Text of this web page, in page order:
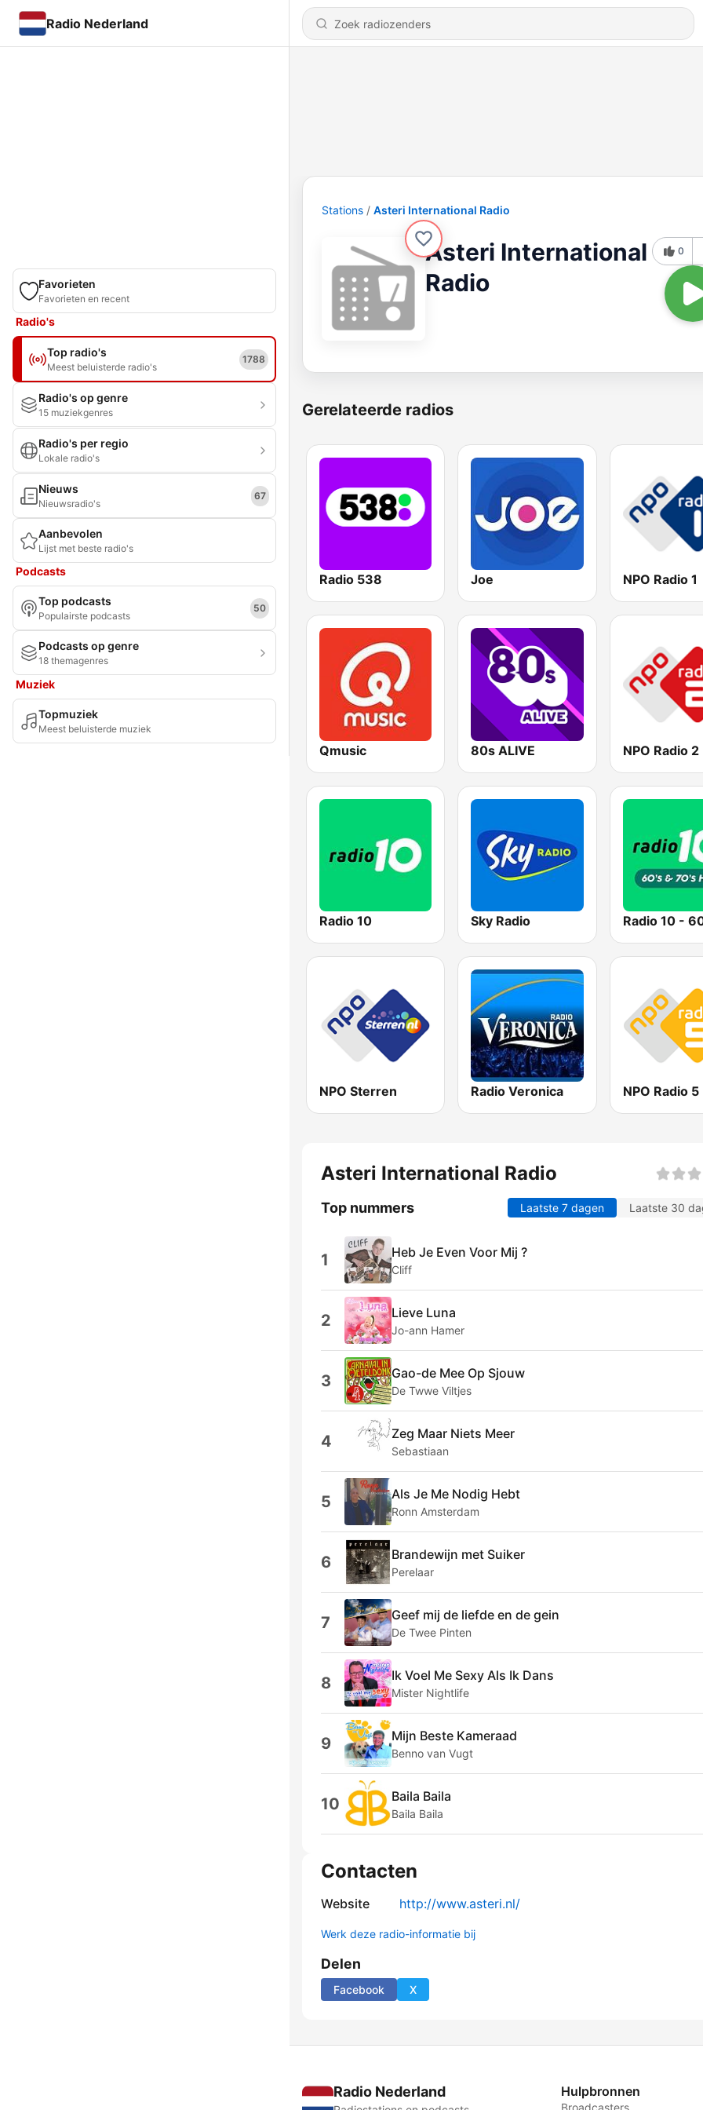
Radio Nederland
Favorieten
Favorieten en recent
Radio's
Top radio's
Meest beluisterde radio's
1788
Radio's op genre
15 muziekgenres
Radio's per regio
Lokale radio's
Nieuws
Nieuwsradio's
67
Aanbevolen
Lijst met beste radio's
Podcasts
Top podcasts
Populairste podcasts
50
Podcasts op genre
18 themagenres
Muziek
Topmuziek
Meest beluisterde muziek
Stations Asteri International Radio
Asteri International
Radio
0
Gerelateerde radios
Radio 538 Joe NPO Radio 1
Qmusic 80s ALIVE NPO Radio 2
Radio 10 Sky Radio
NPO Sterren Radio Veronica NPO Radio 5
Asteri International Radio
Top nummers Laatste 7 dagen Laatste 30
1 Heb Je Even Voor Mij ?
Cliff
2 Lieve Luna
Jo-ann Hamer
3 Gao-de Mee Op Sjouw
De Twwe Viltjes
4 Zeg Maar Niets Meer
Sebastiaan
5 Als Je Me Nodig Hebt
Ronn Amsterdam
6 Brandewijn met Suiker
Perelaar
7 Geef mij de liefde en de gein
De Twee Pinten
8 Ik Voel Me Sexy Als Ik Dans
Mister Nightlife
9 Mijn Beste Kameraad
Benno van Vugt
10 Baila Baila
Baila Baila
Contacten
Website http://www.asteri.nl/
Werk deze radio-informatie bij
Delen
Facebook X
Radio Nederland Hulpbronnen